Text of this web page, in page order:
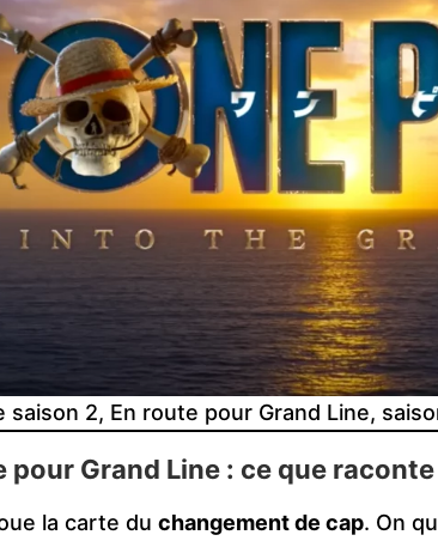
saison 2, En route pour Grand Line,
pour Grand Line : ce que
la carte du changement de cap. On